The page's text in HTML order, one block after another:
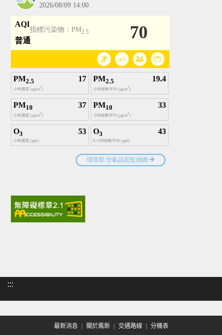
:::
最新消息 關於鳳新 交通路線 分機表